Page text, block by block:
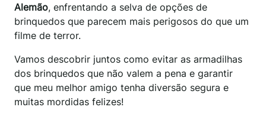
Alemão, enfrentando a selva de opções de
brinquedos que parecem mais perigosos do que um
filme de terror.
Vamos descobrir juntos como evitar as armadilhas
dos brinquedos que não valem a pena e garantir
que meu melhor amigo tenha diversão segura e
muitas mordidas felizes!